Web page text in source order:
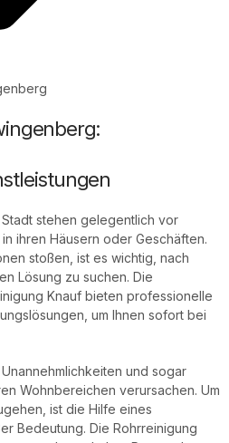
stehen gelegentlich vor
ihren Häusern oder Geschäften.
stoßen, ist es wichtig, nach
Lösung zu suchen. Die
Knauf bieten professionelle
um Ihnen sofort bei
und sogar
Wohnbereichen verursachen. Um
ist die Hilfe eines
Bedeutung. Die Rohrreinigung